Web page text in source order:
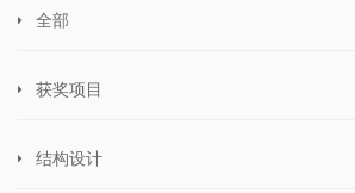
全部
获奖项目
结构设计